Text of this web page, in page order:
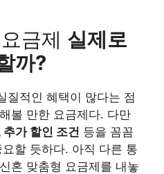
금제 실제로
까?
질적인 혜택이 많다는 점
볼 만한 요금제다. 다만
가 할인 조건 등을 꼼꼼
할 듯하다. 아직 다른 통
혼 맞춤형 요금제를 내놓